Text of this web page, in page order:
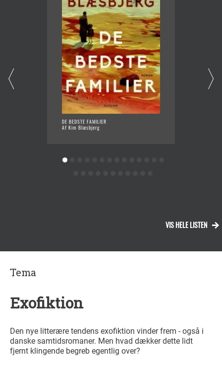
DE BEDSTE FAMILIER
Af Kim Blæsbjerg
VIS HELE LISTEN
Tema
Exofiktion
Den nye litterære tendens exofiktion vinder frem - også i
danske samtidsromaner. Men hvad dækker dette lidt
fjernt klingende begreb egentlig over?